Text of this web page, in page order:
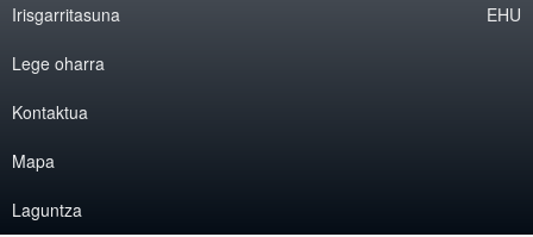
Irisgarritasuna
Lege oharra
Kontaktua
Mapa
Laguntza
EHU